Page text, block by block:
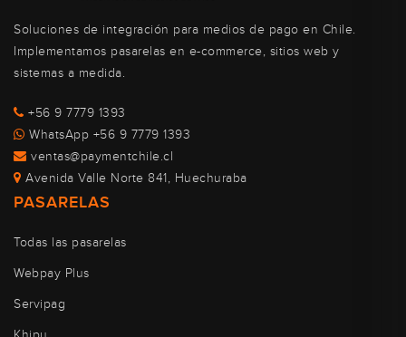
Soluciones de integración para medios de pago en Chile.
Implementamos pasarelas en e-commerce, sitios web y
sistemas a medida.
+56 9 7779 1393
WhatsApp +56 9 7779 1393
ventas@paymentchile.cl
Avenida Valle Norte 841, Huechuraba
PASARELAS
Todas las pasarelas
Webpay Plus
Servipag